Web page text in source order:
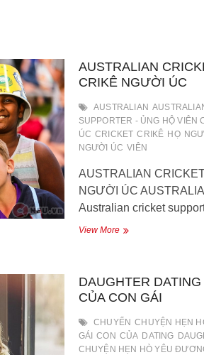
AUSTRALIAN
CRIKÊ NGƯỜI ÚC
AUSTRALIAN
SUPPORTER - ỦNG HỘ VIÊN
ÚC CRICKET CRIKÊ HỌ
NGƯỜI ÚC VIÊN
AUSTRALIAN
NGƯỜI ÚC
Australian cricket
View MoreAUSTRALIAN
ỦNG
HỘ
CRIKÊ
NGƯỜI
ÚC
DAUGHTER
CỦA CON GÁI
CHUYỂN CHUYỆN HẸN
GÁI CON CỦA DATING
CHUYỆN HẸN HÒ YÊU